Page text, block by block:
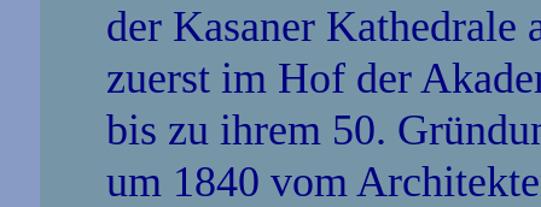
der Kasaner Kathedrale
zuerst im Hof der
bis zu ihrem 50.
um 1840 vom